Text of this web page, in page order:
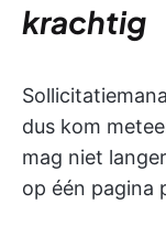
krachtig
dus kom
mag niet
op één pagina